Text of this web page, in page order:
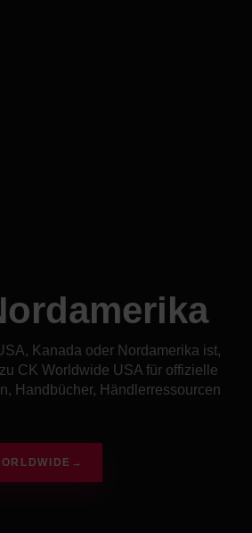
Kanada oder Nordamerika ist,
CK Worldwide USA für offizielle
Handbücher, Händlerressourcen
→